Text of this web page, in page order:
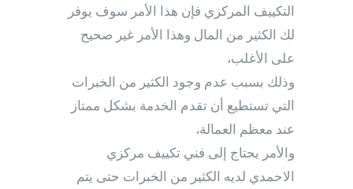
التكييف المركزي فإن هذا الأمر سوف يوفر
لك الكثير من المال وهذا الأمر غير صحيح
على الأغلب،
وذلك بسبب عدم وجود الكثير من الخبرات
التي تستطيع أن تقدم الخدمة بشكل ممتاز
عند معظم العمالة،
والأمر يحتاج إلى فني تكييف مركزي
الاحمدي لديه الكثير من الخبرات حتى يتم